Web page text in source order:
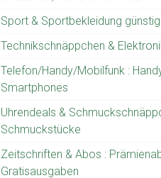
Sport & Sportbekleidung günstig
Technikschnäppchen &
Telefon/Handy/Mobilfunk :
Smartphones
Uhrendeals &
Schmuckstücke
Zeitschriften & Abos :
Gratisausgaben